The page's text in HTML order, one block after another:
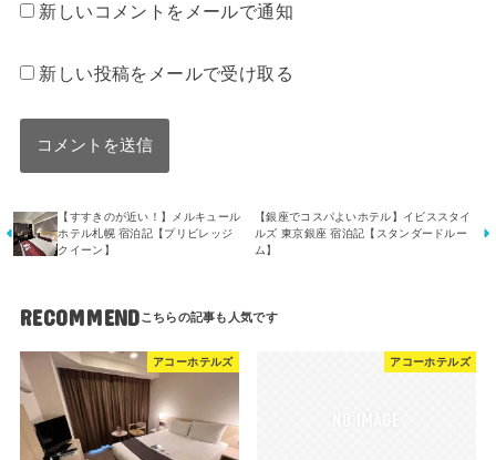
新しいコメントをメールで通知
新しい投稿をメールで受け取る
【すすきのが近い！】メルキュール
ホテル札幌 宿泊記【プリビレッジ
クイーン】
【銀座でコスパよいホテル】イビススタイ
ルズ 東京銀座 宿泊記【スタンダードルー
ム】
RECOMMEND
アコーホテルズ アコーホテルズ